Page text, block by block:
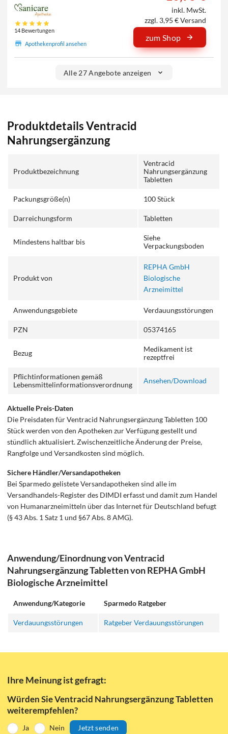
14 Bewertungen
Apothekenprofil ansehen
inkl. MwSt.
zzgl. 3,95 € Versand
zum Shop
Alle 27 Angebote anzeigen
Produktdetails Ventracid
Nahrungsergänzung
Produktbezeichnung
Ventracid
Nahrungsergänzung
Tabletten
Packungsgröße(n) 100 Stück
Darreichungsform Tabletten
Mindestens haltbar bis
Siehe
Verpackungsboden
Produkt von
REPHA GmbH
Biologische
Arzneimittel
Anwendungsgebiete Verdauungsstörungen
PZN 05374165
Bezug
Medikament ist
rezeptfrei
Pflichtinformationen gemäß
Lebensmittelinformationsverordnung
Ansehen/Download
Aktuelle Preis-Daten
Die Preisdaten für Ventracid Nahrungsergänzung Tabletten 100
Stück werden von den Apotheken zur Verfügung gestellt und
stündlich aktualisiert. Zwischenzeitliche Änderung der Preise,
Rangfolge und Versandkosten sind möglich.
Sichere Händler/Versandapotheken
Bei Sparmedo gelistete Versandapotheken sind alle im
Versandhandels-Register des DIMDI erfasst und damit zum Handel
von Humanarzneimitteln über das Internet für Deutschland befugt
(§ 43 Abs. 1 Satz 1 und §67 Abs. 8 AMG).
Anwendung/Einordnung von Ventracid
Nahrungsergänzung Tabletten von REPHA GmbH
Biologische Arzneimittel
Anwendung/Kategorie Sparmedo Ratgeber
Verdauungsstörungen Ratgeber Verdauungsstörungen
Ihre Meinung ist gefragt:
Würden Sie Ventracid Nahrungsergänzung Tabletten
weiterempfehlen?
Ja Nein Jetzt senden